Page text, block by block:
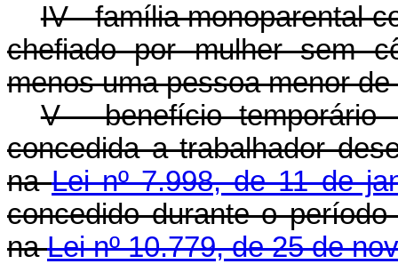
IV - família monoparental
chefiado por mulher sem
menos uma pessoa menor
V - benefício temporário
concedida a trabalhador
naLei nº 7.998, de 11 de
concedido durante o
naLei nº 10.779, de 25 de